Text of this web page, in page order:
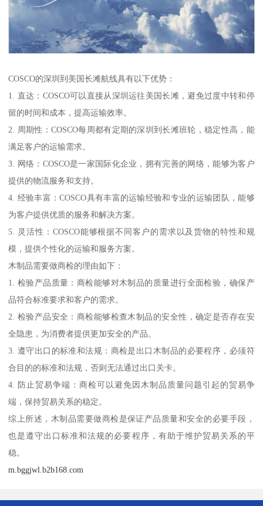
COSCO的深圳到美国长滩航线具有以下优势：
1. 直达：COSCO可以直接从深圳运往美国长滩，避免过度中转和停
留的时间和成本，提高运输效率。
2. 周期性：COSCO每周都有定期的深圳到长滩班轮，稳定性高，能
满足客户的运输需求。
3. 网络：COSCO是一家国际化企业，拥有完善的网络，能够为客户
提供的物流服务和支持。
4. 经验丰富：COSCO具有丰富的运输经验和专业的运输团队，能够
为客户提供优质的服务和解决方案。
5. 灵活性：COSCO能够根据不同客户的需求以及货物的特性和规
模，提供个性化的运输和服务方案。
木制品需要做商检的理由如下：
1. 检验产品质量：商检能够对木制品的质量进行全面检验，确保产
品符合标准要求和客户的需求。
2. 检验产品安全：商检能够检查木制品的安全性，确定是否存在安
全隐患，为消费者提供更加安全的产品。
3. 遵守出口的标准和法规：商检是出口木制品的必要程序，必须符
合目的的标准和法规，否则无法通过出口关卡。
4. 防止贸易争端：商检可以避免因木制品质量问题引起的贸易争
端，保持贸易关系的稳定。
综上所述，木制品需要做商检是保证产品质量和安全的必要手段，
也是遵守出口标准和法规的必要程序，有助于维护贸易关系的平
稳。
m.bggjwl.b2b168.com